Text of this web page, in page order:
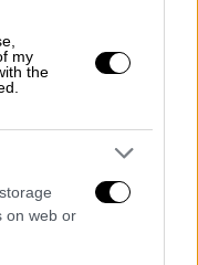
my
the
on web or
Lancet». Η
τριών αυτών
Έλεν
βάση ένα νέο
και